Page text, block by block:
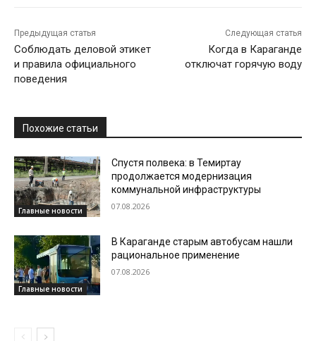
Предыдущая статья
Соблюдать деловой этикет
и правила официального
поведения
Следующая статья
Когда в Караганде
отключат горячую воду
Похожие статьи
Главные новости
Спустя полвека: в Темиртау
продолжается модернизация
коммунальной инфраструктуры
07.08.2026
Главные новости
В Караганде старым автобусам нашли
рациональное применение
07.08.2026